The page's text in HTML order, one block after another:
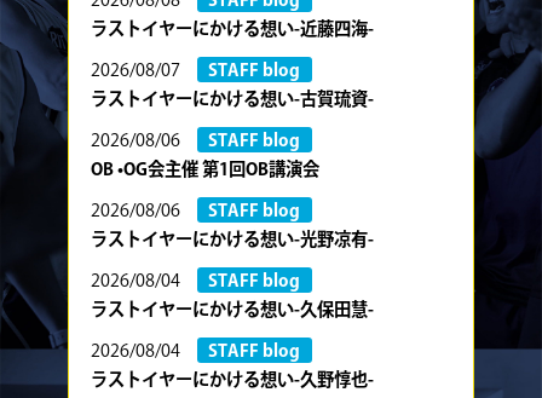
ラストイヤーにかける想い-近藤四海-
2026/08/07
STAFF blog
ラストイヤーにかける想い-古賀琉資-
2026/08/06
STAFF blog
OB •OG会主催 第1回OB講演会
2026/08/06
STAFF blog
ラストイヤーにかける想い-光野凉有-
2026/08/04
STAFF blog
ラストイヤーにかける想い-久保田慧-
2026/08/04
STAFF blog
ラストイヤーにかける想い-久野惇也-